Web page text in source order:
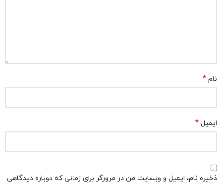
نام *
ایمیل *
ذخیره نام، ایمیل و وبسایت من در مرورگر برای زمانی که دوباره دیدگاهی